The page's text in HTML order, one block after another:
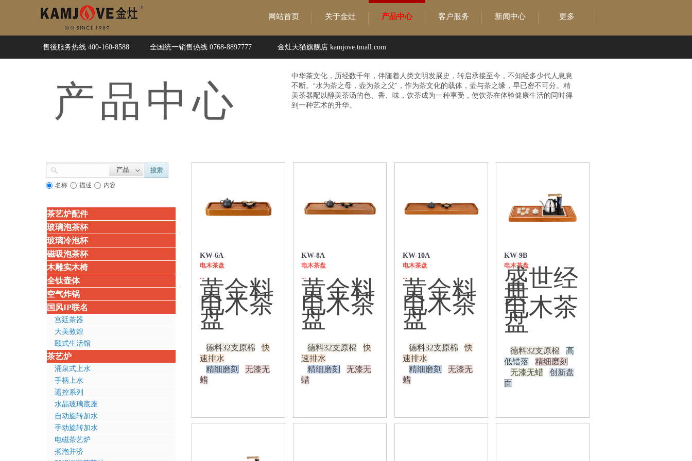
中华茶文化，历经数千年，伴随着人类文明发展史，转启承接至今，不知经多少代人息息
不断。“水为茶之母，壶为茶之父”，作为茶文化的载体，壶与茶之缘，早已密不可分。精
美茶器配以醇美茶汤的色、香、味，饮茶成为一种享受，使饮茶在体验健康生活的同时得
到一种艺术的升华。
产品 中心
KW-6A
电木茶盘
...
黄金料
电木茶
盘
德料32支原棉
快
速排水
精细磨刻
无漆无
蜡
KW-8A
电木茶盘
...
黄金料
电木茶
盘
德料32支原棉
快
速排水
精细磨刻
无漆无
蜡
KW-10A
电木茶盘
...
黄金料
电木茶
盘
德料32支原棉
快
速排水
精细磨刻
无漆无
蜡
KW-9B
电木茶盘
盛世经
典
电木茶
盘
德料32支原棉
高
低错落
精细磨刻
无漆无蜡
创新盘
面
产品 搜索
名称 描述 内容
茶艺炉配件
玻璃泡茶杯
玻璃冷泡杯
磁吸泡茶杯
木雕实木椅
全钛壶体
空气炸锅
国风IP联名
宫廷茶器
大美敦煌
颐式生活馆
茶艺炉
涌泉式上水
手柄上水
遥控系列
水晶玻璃底座
自动旋转加水
手动旋转加水
电磁茶艺炉
煮泡并济
网站首页 关于金灶 产品中心 客户服务 新闻中心 更多
售後服务热线 400-160-8588 全国统一销售热线 0768-8897777 金灶天猫旗舰店 kamjove.tmall.com